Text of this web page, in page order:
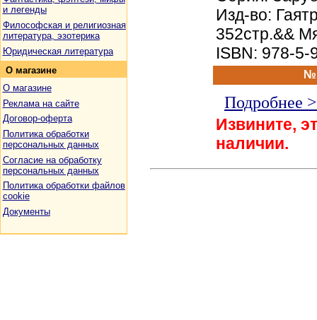
и легенды
Философская и религиозная
литература, эзотерика
Юридическая литература
О магазине
О магазине
Реклама на сайте
Договор-оферта
Политика обработки
персональных данных
Согласие на обработку
персональных данных
Политика обработки файлов
cookie
Документы
Изд-во:
352стр.&&
ISBN: 978-5-
Подробнее
Извините,
наличии.